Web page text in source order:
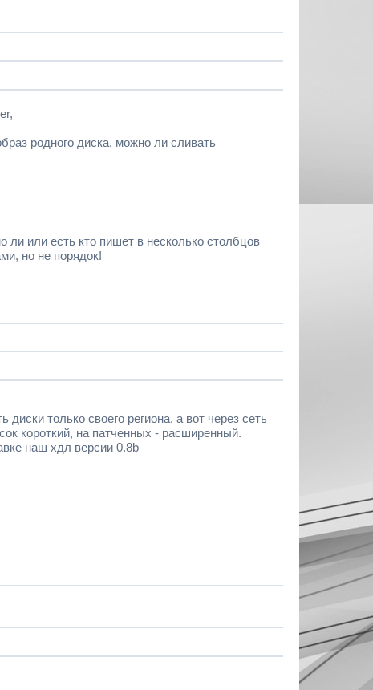
родного диска, можно ли сливать
или есть кто пишет в несколько столбцов
но не порядок!
только своего региона, а вот через сеть
короткий, на патченных - расширенный.
наш хдл версии 0.8b